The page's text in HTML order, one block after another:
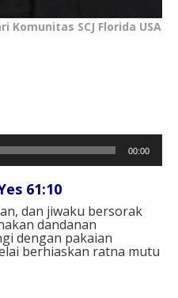
Komunitas SCJ Florida USA
00:00
61:10
dan jiwaku bersorak
dandanan
dengan pakaian
berhiaskan ratna mutu